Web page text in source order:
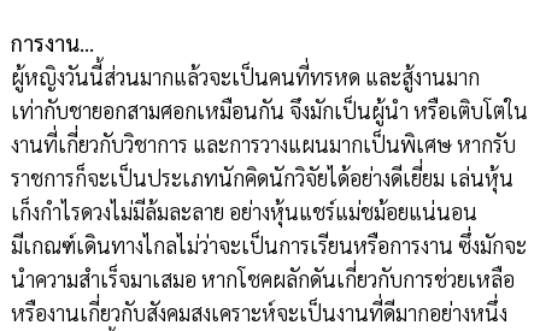
การงาน…
ผู้หญิงวันนี้ส่วนมากแล้วจะเป็นคนที่ทรหด และสู้งานมาก
เท่ากับชายอกสามศอกเหมือนกัน จึงมักเป็นผู้นำ หรือเติบโตใน
งานที่เกี่ยวกับวิชาการ และการวางแผนมากเป็นพิเศษ หากรับ
ราชการก็จะเป็นประเภทนักคิดนักวิจัยได้อย่างดีเยี่ยม เล่นหุ้น
เก็งกำไรดวงไม่มีล้มละลาย อย่างหุ้นแชร์แม่ชม้อยแน่นอน
มีเกณฑ์เดินทางไกลไม่ว่าจะเป็นการเรียนหรือการงาน ซึ่งมักจะ
นำความสำเร็จมาเสมอ หากโชคผลักดันเกี่ยวกับการช่วยเหลือ
หรืองานเกี่ยวกับสังคมสงเคราะห์จะเป็นงานที่ดีมากอย่างหนึ่ง